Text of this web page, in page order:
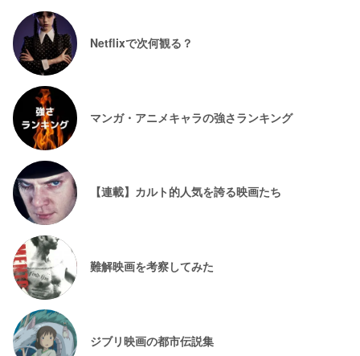
Netflixで次何観る？
マンガ・アニメキャラの強さランキング
【連載】カルト的人気を誇る映画たち
難解映画を考察してみた
ジブリ映画の都市伝説集